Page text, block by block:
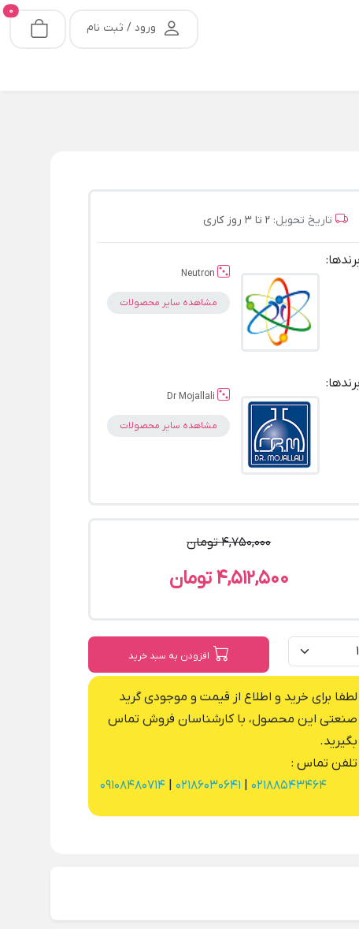
ورود / ثبت نام
0
تاریخ تحویل: 2 تا 3 روز کاری
برندها:
Neutron
مشاهده سایر محصولات
برندها:
Dr Mojallali
مشاهده سایر محصولات
4,750,000 تومان
4,512,500 تومان
افزودن به سبد خرید
لطفا برای خرید و اطلاع از قیمت و موجودی گرید
صنعتی این محصول، با کارشناسان فروش تماس
بگیرید.
تلفن تماس :
02188543464
02186030641
09108480714